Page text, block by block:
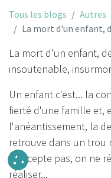
Tous les blogs
Autres
La mort d'un enfant, de notre
La mort d'un enfant,
insoutenable,
Un enfant c'est... la
fierté d'une famille et,
l'anéantissement, la
retrouve dans un trou
n'accepte pas, on ne
réaliser...